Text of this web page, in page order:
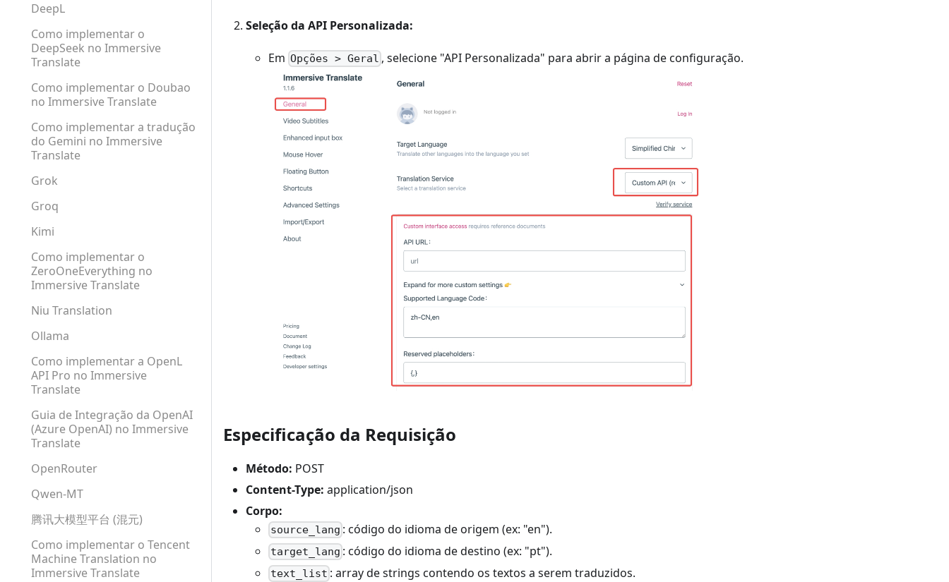
DeepL
Como implementar o
DeepSeek no Immersive
Translate
Como implementar o Doubao
no Immersive Translate
Como implementar a tradução
do Gemini no Immersive
Translate
Grok
Groq
Kimi
Como implementar o
ZeroOneEverything no
Immersive Translate
Niu Translation
Ollama
Como implementar a OpenL
API Pro no Immersive
Translate
Guia de Integração da OpenAI
(Azure OpenAI) no Immersive
Translate
OpenRouter
Qwen-MT
腾讯大模型平台 (混元)
Como implementar o Tencent
Machine Translation no
Immersive Translate
Seleção da API Personalizada:
Em Opções > Geral , selecione "API Personalizada" para abrir a página de configuração.
Especificação da Requisição
Método: POST
Content-Type: application/json
Corpo:
source_lang : código do idioma de origem (ex: "en").
target_lang : código do idioma de destino (ex: "pt").
text_list : array de strings contendo os textos a serem traduzidos.